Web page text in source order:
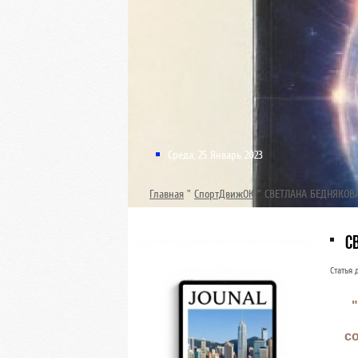
Среда, 25 Январь 2023
Главная " СпортДвижОК " СВЕТЛАНА
Статья